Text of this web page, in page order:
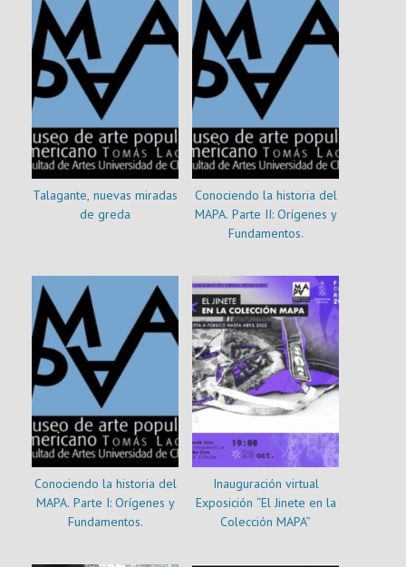
Talagante, nuevas miradas
de greda
Conociendo la historia del
MAPA. Parte II: Orígenes y
Fundamentos.
Conociendo la historia del
MAPA. Parte I: Orígenes y
Fundamentos.
Inauguración virtual
Exposición “El Jinete en la
Colección MAPA”